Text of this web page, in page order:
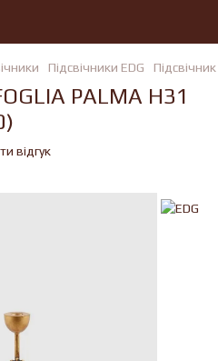
Підсвічники EDG
PALMA H31
відгук